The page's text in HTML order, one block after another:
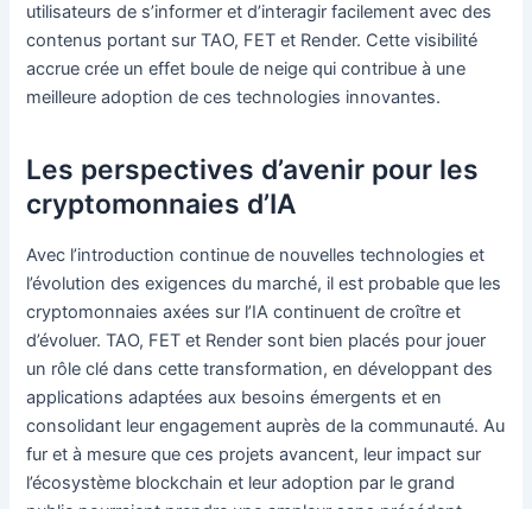
utilisateurs de s’informer et d’interagir facilement avec des
contenus portant sur TAO, FET et Render. Cette visibilité
accrue crée un effet boule de neige qui contribue à une
meilleure adoption de ces technologies innovantes.
Les perspectives d’avenir pour les
cryptomonnaies d’IA
Avec l’introduction continue de nouvelles technologies et
l’évolution des exigences du marché, il est probable que les
cryptomonnaies axées sur l’IA continuent de croître et
d’évoluer. TAO, FET et Render sont bien placés pour jouer
un rôle clé dans cette transformation, en développant des
applications adaptées aux besoins émergents et en
consolidant leur engagement auprès de la communauté. Au
fur et à mesure que ces projets avancent, leur impact sur
l’écosystème blockchain et leur adoption par le grand